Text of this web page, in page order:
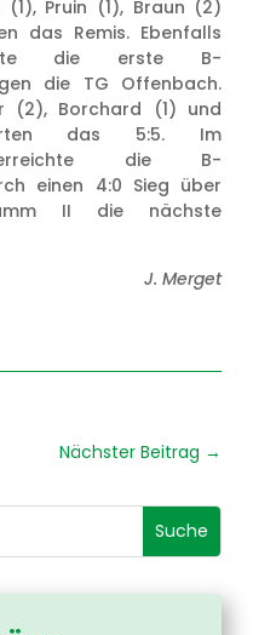
Pruin (1), Braun (2)
das Remis. Ebenfalls
die erste B-
die TG Offenbach.
(2), Borchard (1) und
das 5:5. Im
erreichte die B-
einen 4:0 Sieg über
II die nächste
J. Merget
Nächster Beitrag →